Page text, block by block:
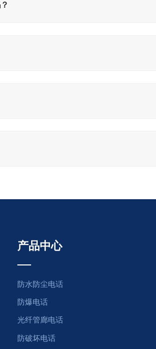
产品中心
防水防尘电话
防爆电话
光纤管廊电话
防破坏电话